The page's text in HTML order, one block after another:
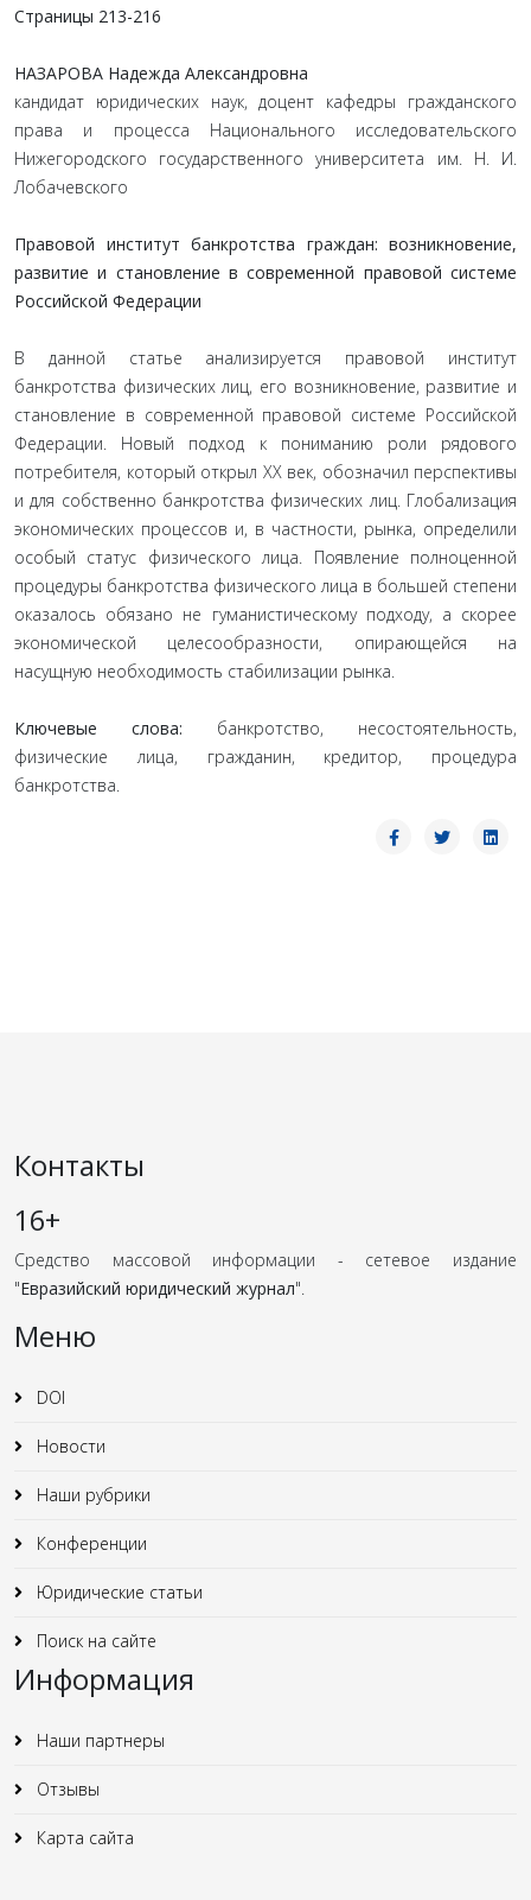
Страницы 213-216
НАЗАРОВА Надежда Александровна
кандидат юридических наук, доцент кафедры гражданского
права и процесса Национального исследовательского
Нижегородского государственного университета им. Н. И.
Лобачевского
Правовой институт банкротства граждан: возникновение,
развитие и становление в современной правовой системе
Российской Федерации
В данной статье анализируется правовой институт
банкротства физических лиц, его возникновение, развитие и
становление в современной правовой системе Российской
Федерации. Новый подход к пониманию роли рядового
потребителя, который открыл XX век, обозначил перспективы
и для собственно банкротства физических лиц. Глобализация
экономических процессов и, в частности, рынка, определили
особый статус физического лица. Появление полноценной
процедуры банкротства физического лица в большей степени
оказалось обязано не гуманистическому подходу, а скорее
экономической целесообразности, опирающейся на
насущную необходимость стабилизации рынка.
Ключевые слова: банкротство, несостоятельность,
физические лица, гражданин, кредитор, процедура
банкротства.
Контакты
16+
Средство массовой информации - сетевое издание
"Евразийский юридический журнал".
Меню
DOI
Новости
Наши рубрики
Конференции
Юридические статьи
Поиск на сайте
Информация
Наши партнеры
Отзывы
Карта сайта